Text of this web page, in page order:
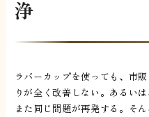
浄
ラバーカップを使っても、市
りが全く改善しない。あるい
また同じ問題が再発する。そ